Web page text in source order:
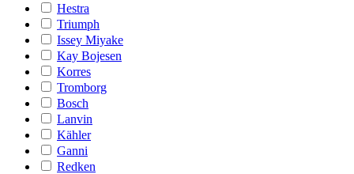
Hestra
Triumph
Issey Miyake
Kay Bojesen
Korres
Tromborg
Bosch
Lanvin
Kähler
Ganni
Redken